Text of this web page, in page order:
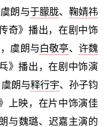
朗与于朦胧、 鞠婧祎
奇》播出，在剧中饰
虞朗与白敬亭、 许魏
》播出，在剧中饰演
朗与释行宇、孙子钧
上映，在片中饰演佳
与魏璐、 迟嘉主演的